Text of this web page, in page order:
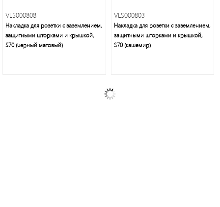
VLS000808
Накладка для розетки с заземлением,
защитными шторками и крышкой,
S70 (черный матовый)
VLS000803
Накладка для розетки с заземлением,
защитными шторками и крышкой,
S70 (кашемир)